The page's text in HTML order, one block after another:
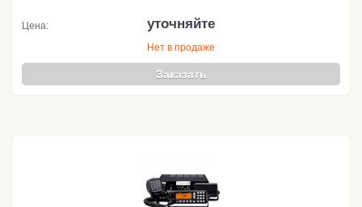
Цена: уточняйте
Нет в продаже
Заказать